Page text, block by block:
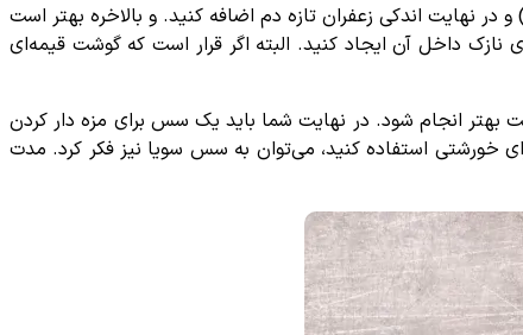
نهایت اندکی زعفران تازه دم اضافه کنید. و بالاخره بهتر است
نازک داخل آن ایجاد کنید. البته اگر قرار است که گوشت قیمه‌ای
بهتر انجام شود. در نهایت شما باید یک سس برای مزه دار کردن
خورشتی استفاده کنید، می‌توان به سس سویا نیز فکر کرد. مدت